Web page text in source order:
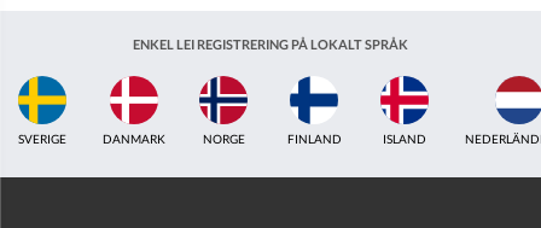
ENKEL LEI REGISTRERING PÅ LOKALT SPRÅK
NORGE FINLAND ISLAND NEDERLÄNDERNA STORBRITANNIEN